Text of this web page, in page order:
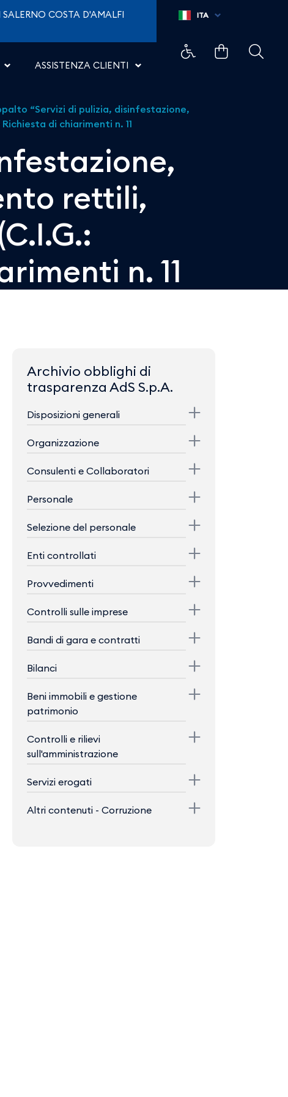
e
COSTA D'AMALFI
ASSISTENZA CLIENTI
ITA
“Servizi di pulizia, disinfestazione,
di chiarimenti n. 11
rettili,
n. 11
Archivio obblighi di
trasparenza AdS S.p.A.
Disposizioni generali
Organizzazione
Consulenti e Collaboratori
Personale
Selezione del personale
Enti controllati
Provvedimenti
Controlli sulle imprese
Bandi di gara e contratti
Bilanci
Beni immobili e gestione
patrimonio
Controlli e rilievi
sull'amministrazione
Servizi erogati
Altri contenuti - Corruzione